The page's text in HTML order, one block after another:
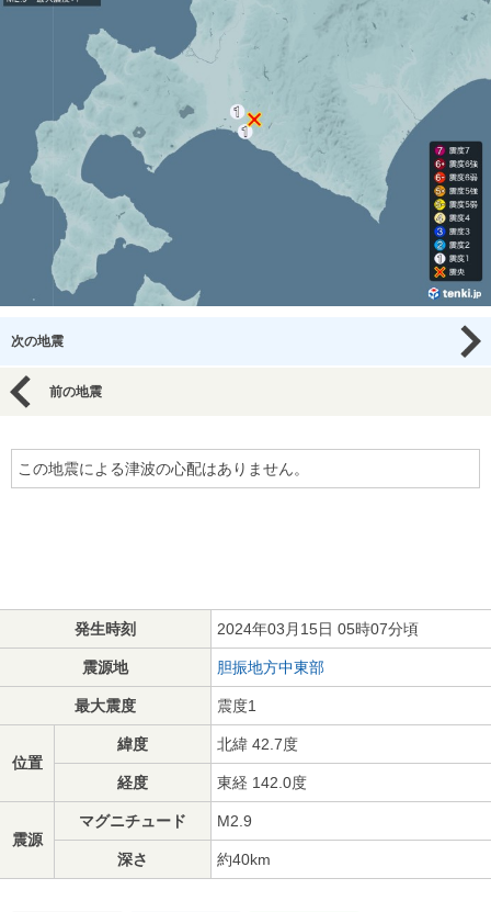
次の地震
前の地震
この地震による津波の心配はありません。
発生時刻 2024年03月15日 05時07分頃
震源地 胆振地方中東部
最大震度 震度1
位置
緯度 北緯 42.7度
経度 東経 142.0度
震源
マグニチュード M2.9
深さ 約40km